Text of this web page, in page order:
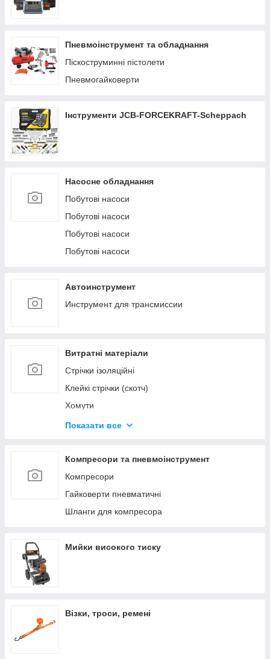
Пневмоінструмент та обладнання
Піскоструминні пістолети
Пневмогайковерти
Інструменти JCB-FORCEKRAFT-Scheppach
Насосне обладнання
Побутові насоси
Побутові насоси
Побутові насоси
Побутові насоси
Автоинструмент
Инструмент для трансмиссии
Витратні матеріали
Стрічки ізоляційні
Клейкі стрічки (скотч)
Хомути
Будівельні олівці та маркери
Диски відрізні
Показати все
Компресори та пневмоінструмент
Компресори
Гайковерти пневматичні
Шланги для компресора
Мийки високого тиску
Візки, троси, ремені